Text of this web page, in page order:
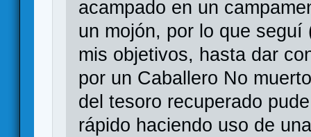
acampado en un
un mojón, por lo que
mis objetivos, hasta dar
por un Caballero No
del tesoro recuperado
rápido haciendo uso de